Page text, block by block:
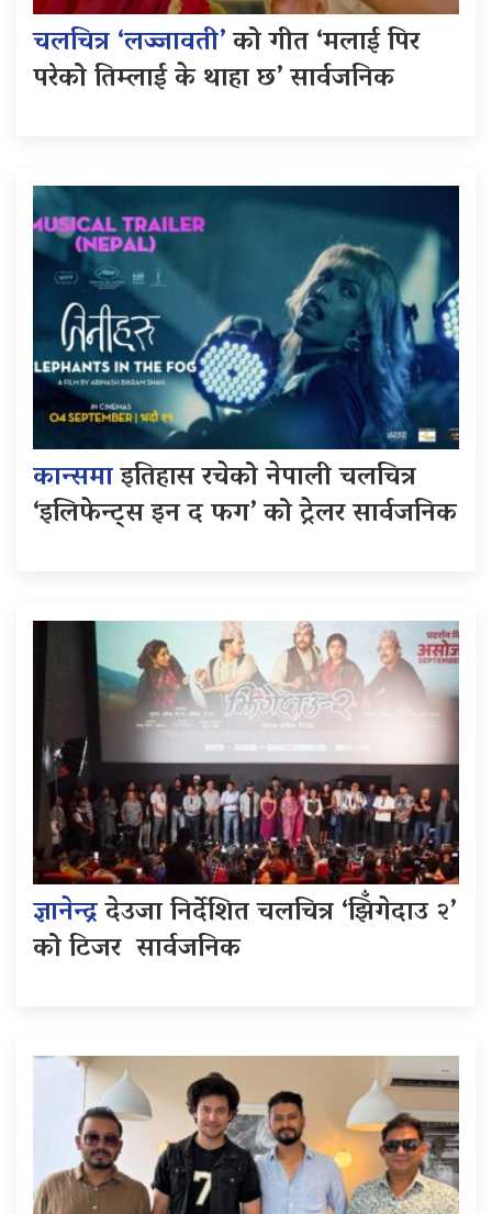
चलचित्र ‘लज्जावती’को गीत ‘मलाई पिर
परेको तिम्लाई के थाहा छ’ सार्वजनिक
कान्समाइतिहास रचेको नेपाली चलचित्र
‘इलिफेन्ट्स इन द फग’ को ट्रेलर सार्वजनिक
ज्ञानेन्द्रदेउजा निर्देशित चलचित्र ‘झिँगेदाउ २’
को टिजर सार्वजनिक